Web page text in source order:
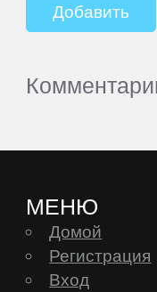
МЕНЮ
Домой
Регистрация
Вход